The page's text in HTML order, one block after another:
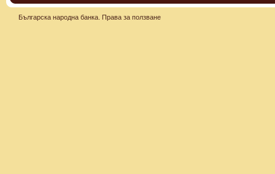
Българска народна банка. Права за ползване